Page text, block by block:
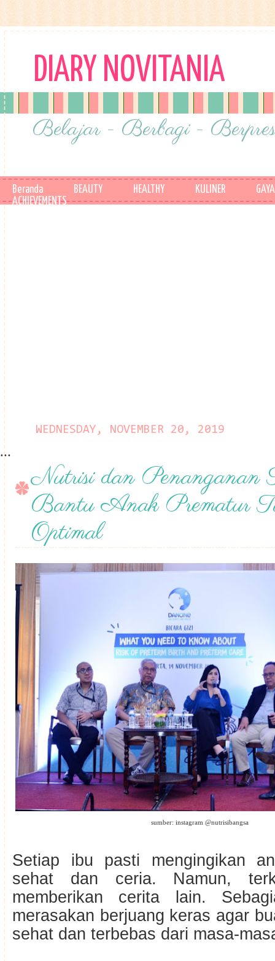
DIARY NOVITANIA
Belajar - Berbagi -
Beranda BEAUTY HEALTHY KULINER
ACHIEVEMENTS
WEDNESDAY, NOVEMBER 20, 2019
...
Nutrisi dan Penanganan
Bantu Anak Prematur
Optimal
sumber: instagram @nutrisibangsa
Setiap ibu pasti mengingikan
sehat dan ceria. Namun,
memberikan cerita lain.
merasakan berjuang keras agar
sehat dan terbebas dari masa-